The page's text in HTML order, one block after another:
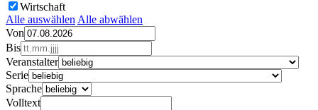
Wirtschaft
Alle auswählen Alle abwählen
Von
Bis
Veranstalter
Serie
Sprache
Volltext